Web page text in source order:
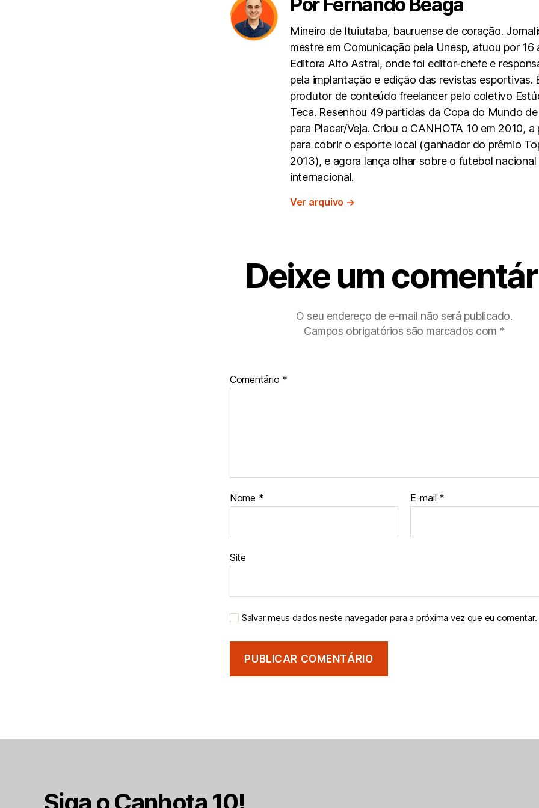
Mineiro de Ituiutaba, bauruense de coração.
mestre em Comunicação pela Unesp, atuou por 16
Editora Alto Astral, onde foi editor-chefe e
pela implantação e edição das revistas esportivas.
produtor de conteúdo freelancer pelo coletivo
Teca. Resenhou 49 partidas da Copa do Mundo
para Placar/Veja. Criou o CANHOTA 10 em 2010, a
para cobrir o esporte local (ganhador do prêmio
2013), e agora lança olhar sobre o futebol nacional
internacional.
Ver arquivo →
Deixe um
O seu endereço de e-mail não será publicado.
Campos obrigatórios são marcados com *
Comentário *
Nome * E-mail *
Site
Salvar meus dados neste navegador para a próxima vez que eu comentar.